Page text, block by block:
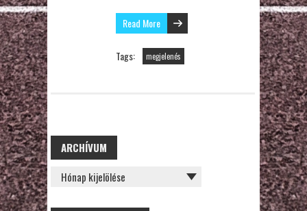
Read More
Tags: megjelenés
ARCHÍVUM
ARCHÍVUM